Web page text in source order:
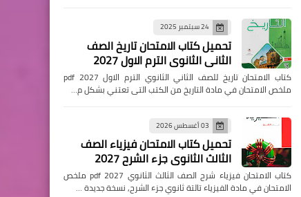
24 سبتمبر 2025
تحميل كتاب الامتحان تاريخ الصف
الثاني الثانوي الترم الاول 2027
كتاب الامتحان تاريخ للصف الثاني الثانوي الترم الاول pdf 2027
ملخص الامتحان في مادة التاريخ من الكتب التى تعتني بشكل م…
03 أغسطس 2026
تحميل كتاب الامتحان فيزياء الصف
الثالث الثانوي جزء الشرح 2027
كتاب الامتحان فيزياء شرح الصف الثالث الثانوي pdf 2027 ملخص
الامتحان في مادة الفيزياء تالتة ثانوي جزء الشرح, نسخة جديدة …